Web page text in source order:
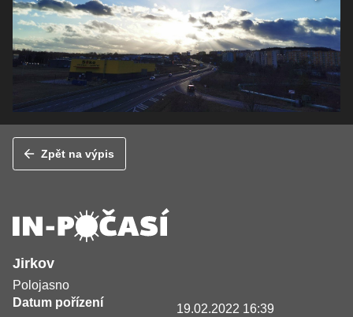
Zpět na výpis
Jirkov
Polojasno
Datum pořízení
19.02.2022 16:39